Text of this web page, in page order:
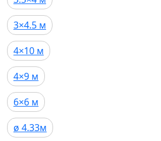
3×4.5 м
4×10 м
4×9 м
6×6 м
ø 4.33м